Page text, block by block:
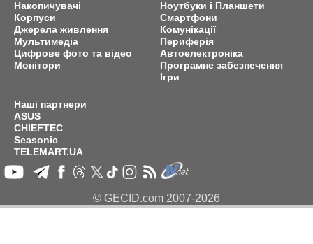
Накопичувачі
Корпуси
Джерела живлення
Мультимедіа
Цифрове фото та відео
Монітори
Ноутбуки і Планшети
Смартфони
Комунікації
Периферія
Автоелектроніка
Програмне забезпечення
Ігри
Наші партнери
ASUS
CHIEFTEC
Seasonic
TELEMART.UA
© GECID.com 2007-2026